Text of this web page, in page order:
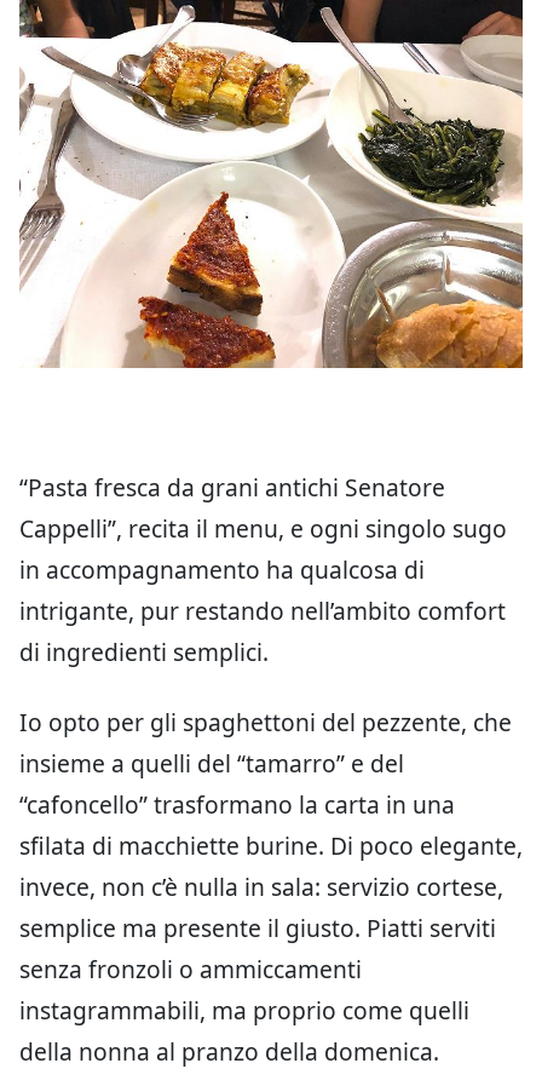
“Pasta fresca da grani antichi Senatore
Cappelli”, recita il menu, e ogni singolo sugo
in accompagnamento ha qualcosa di
intrigante, pur restando nell’ambito comfort
di ingredienti semplici.
Io opto per gli spaghettoni del pezzente, che
insieme a quelli del “tamarro” e del
“cafoncello” trasformano la carta in una
sfilata di macchiette burine. Di poco elegante,
invece, non c’è nulla in sala: servizio cortese,
semplice ma presente il giusto. Piatti serviti
senza fronzoli o ammiccamenti
instagrammabili, ma proprio come quelli
della nonna al pranzo della domenica.